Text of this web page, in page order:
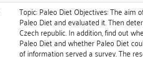
Topic: Paleo Diet Objectives: The
Paleo Diet and evaluated it. Then
Czech republic. In addition, find out
Paleo Diet and whether Paleo Diet
of information served a survey. The